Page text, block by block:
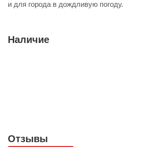
и для города в дождливую погоду.
Наличие
Отзывы